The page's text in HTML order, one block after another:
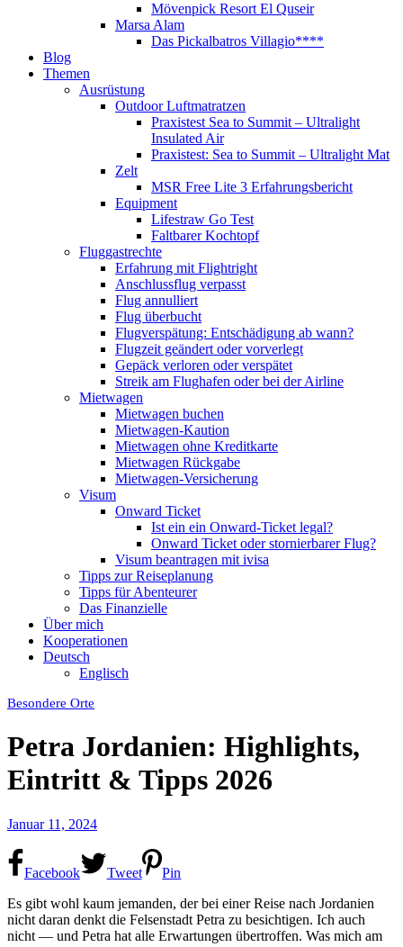
Mövenpick Resort El Quseir
Marsa Alam
Das Pickalbatros Villagio****
Blog
Themen
Ausrüstung
Outdoor Luftmatratzen
Praxistest Sea to Summit – Ultralight
Insulated Air
Praxistest: Sea to Summit – Ultralight Mat
Zelt
MSR Free Lite 3 Erfahrungsbericht
Equipment
Lifestraw Go Test
Faltbarer Kochtopf
Fluggastrechte
Erfahrung mit Flightright
Anschlussflug verpasst
Flug annulliert
Flug überbucht
Flugverspätung: Entschädigung ab wann?
Flugzeit geändert oder vorverlegt
Gepäck verloren oder verspätet
Streik am Flughafen oder bei der Airline
Mietwagen
Mietwagen buchen
Mietwagen-Kaution
Mietwagen ohne Kreditkarte
Mietwagen Rückgabe
Mietwagen-Versicherung
Visum
Onward Ticket
Ist ein ein Onward-Ticket legal?
Onward Ticket oder stornierbarer Flug?
Visum beantragen mit ivisa
Tipps zur Reiseplanung
Tipps für Abenteurer
Das Finanzielle
Über mich
Kooperationen
Deutsch
Englisch
Besondere Orte
Petra Jordanien: Highlights,
Eintritt & Tipps 2026
Januar 11, 2024
Facebook Tweet
Pin
Es gibt wohl kaum jemanden, der bei einer Reise nach Jordanien
nicht daran denkt die Felsenstadt Petra zu besichtigen. Ich auch
nicht — und Petra hat alle Erwartungen übertroffen. Was mich am